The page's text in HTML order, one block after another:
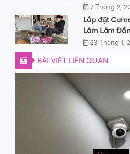
7 Tháng 2,
Lắp đặt
Lâm Lâm
23 Tháng 1,
BÀI VIẾT LIÊN QUAN